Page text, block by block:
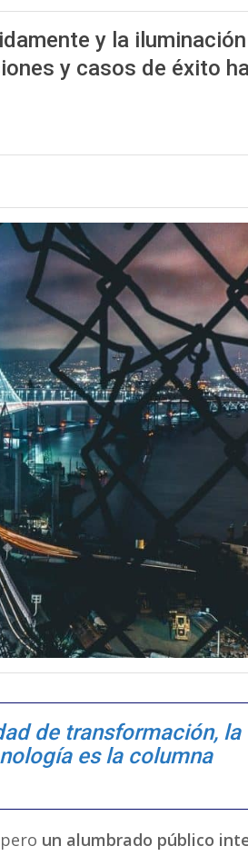
y la iluminación
y casos de éxito
de transformación, la
es la columna
un alumbrado público